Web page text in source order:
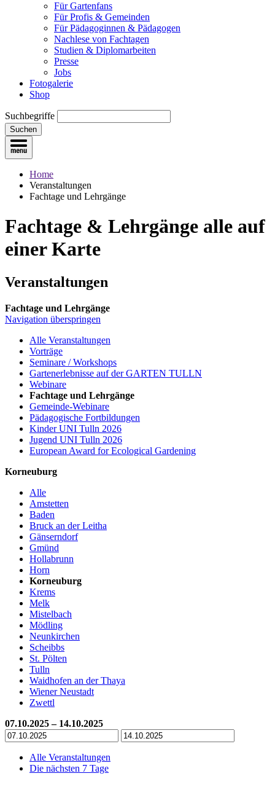
Für Gartenfans
Für Profis & Gemeinden
Für Pädagoginnen & Pädagogen
Nachlese von Fachtagen
Studien & Diplomarbeiten
Presse
Jobs
Fotogalerie
Shop
Suchbegriffe
Suchen
Home
Veranstaltungen
Fachtage und Lehrgänge
Fachtage & Lehrgänge alle auf
einer Karte
Veranstaltungen
Fachtage und Lehrgänge
Navigation überspringen
Alle Veranstaltungen
Vorträge
Seminare / Workshops
Gartenerlebnisse auf der GARTEN TULLN
Webinare
Fachtage und Lehrgänge
Gemeinde-Webinare
Pädagogische Fortbildungen
Kinder UNI Tulln 2026
Jugend UNI Tulln 2026
European Award for Ecological Gardening
Korneuburg
Alle
Amstetten
Baden
Bruck an der Leitha
Gänserndorf
Gmünd
Hollabrunn
Horn
Korneuburg
Krems
Melk
Mistelbach
Mödling
Neunkirchen
Scheibbs
St. Pölten
Tulln
Waidhofen an der Thaya
Wiener Neustadt
Zwettl
07.10.2025 – 14.10.2025
Alle Veranstaltungen
Die nächsten 7 Tage